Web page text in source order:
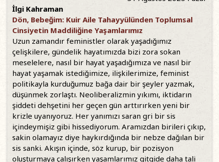
İlgi Kahraman
Dön, Bebeğim: Kuir Aile Tahayyülünden Toplumsal
Cinsiyetin Maddiliğine Yaşamlarımız
Uzun zamandır feministler olarak yaşadığımız
çelişkilere, gündelik hayatımızda bizi zora sokan
meselelere, nasıl bir hayat yaşadığımıza ve nasıl bir
hayat yaşamak istediğimize, ilişkilerimize, feminist
politikayla kurduğumuz bağa dair bir şeyler yazmak,
düşünmek zorlaştı. Neoliberalizmin yıkımı, iktidarın
şiddeti dehşetini her geçen gün arttırırken yeni bir
krizle uyanıyoruz. Her yanımızı saran gri bir sis
içindeymişiz gibi hissediyorum. Aramızdan birileri çıkıp,
sakin olamayız diye haykırdığında bir nebze dağılan bir
sis sanki. Akışın içinde, söz kurup, bir pozisyon
oluşturmaya çalışırken yaşamlarımız gitgide daha tali